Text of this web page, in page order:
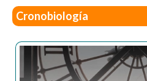
Cronobiología